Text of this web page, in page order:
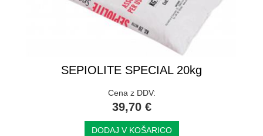
SEPIOLITE SPECIAL 20kg
Cena z DDV:
39,70 €
DODAJ V KOŠARICO